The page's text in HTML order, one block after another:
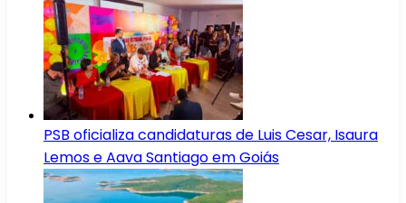
PSB oficializa candidaturas de Luis Cesar, Isaura
Lemos e Aava Santiago em Goiás